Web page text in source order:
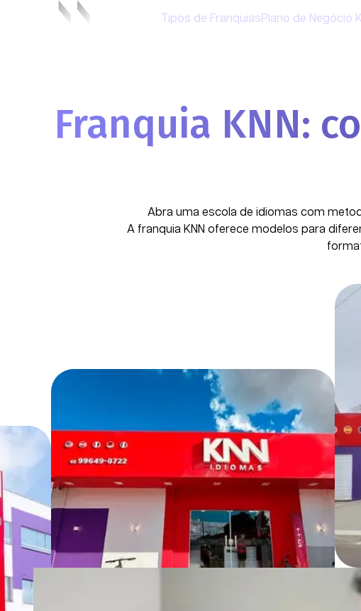
Tipos de FranquiasPlano de Negócio
Franquia KNN:
Abra uma escola de idiomas com
A franquia KNN oferece modelos para